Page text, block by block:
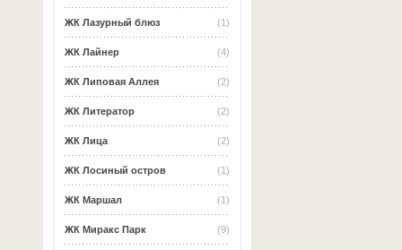
(1)
ЖК Лазурный блюз
(4)
ЖК Лайнер
(2)
ЖК Липовая Аллея
(2)
ЖК Литератор
(2)
ЖК Лица
(1)
ЖК Лосиный остров
(1)
ЖК Маршал
(9)
ЖК Миракс Парк